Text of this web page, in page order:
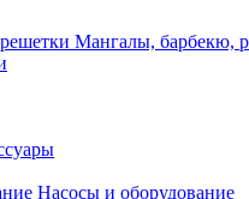
Мангалы, барбекю,
Насосы и оборудование